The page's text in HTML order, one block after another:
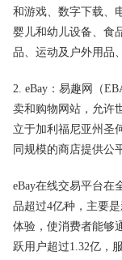
和游戏、数字下载、
婴儿和幼儿设备、食
品、运动及户外用品
2. eBay：易趣网（
卖和购物网站，允许
立于加利福尼亚州圣
同规模的商店提供公
eBay在线交易平台在
品超过4亿种，主要
体验，使消费者能够
跃用户超过1.32亿，